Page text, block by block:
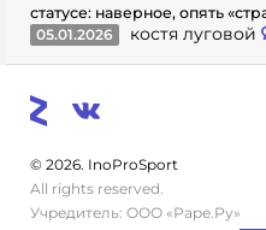
статусе: наверное, опять
05.01.2026
костя луговой
© 2026. InoProSport
All rights reserved.
Учредитель: ООО «Раре.Ру»